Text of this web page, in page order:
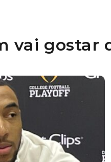
vai gostar